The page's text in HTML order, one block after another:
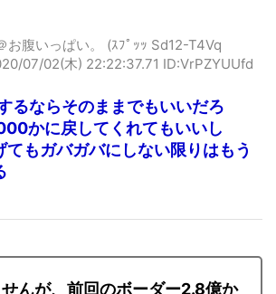
お腹いっぱい。 (ｽﾌﾟｯｯ Sd12-T4Vq
るならそのままでもいいだろ
かに戻してくれてもいいし
もガバガバにしない限りはもう